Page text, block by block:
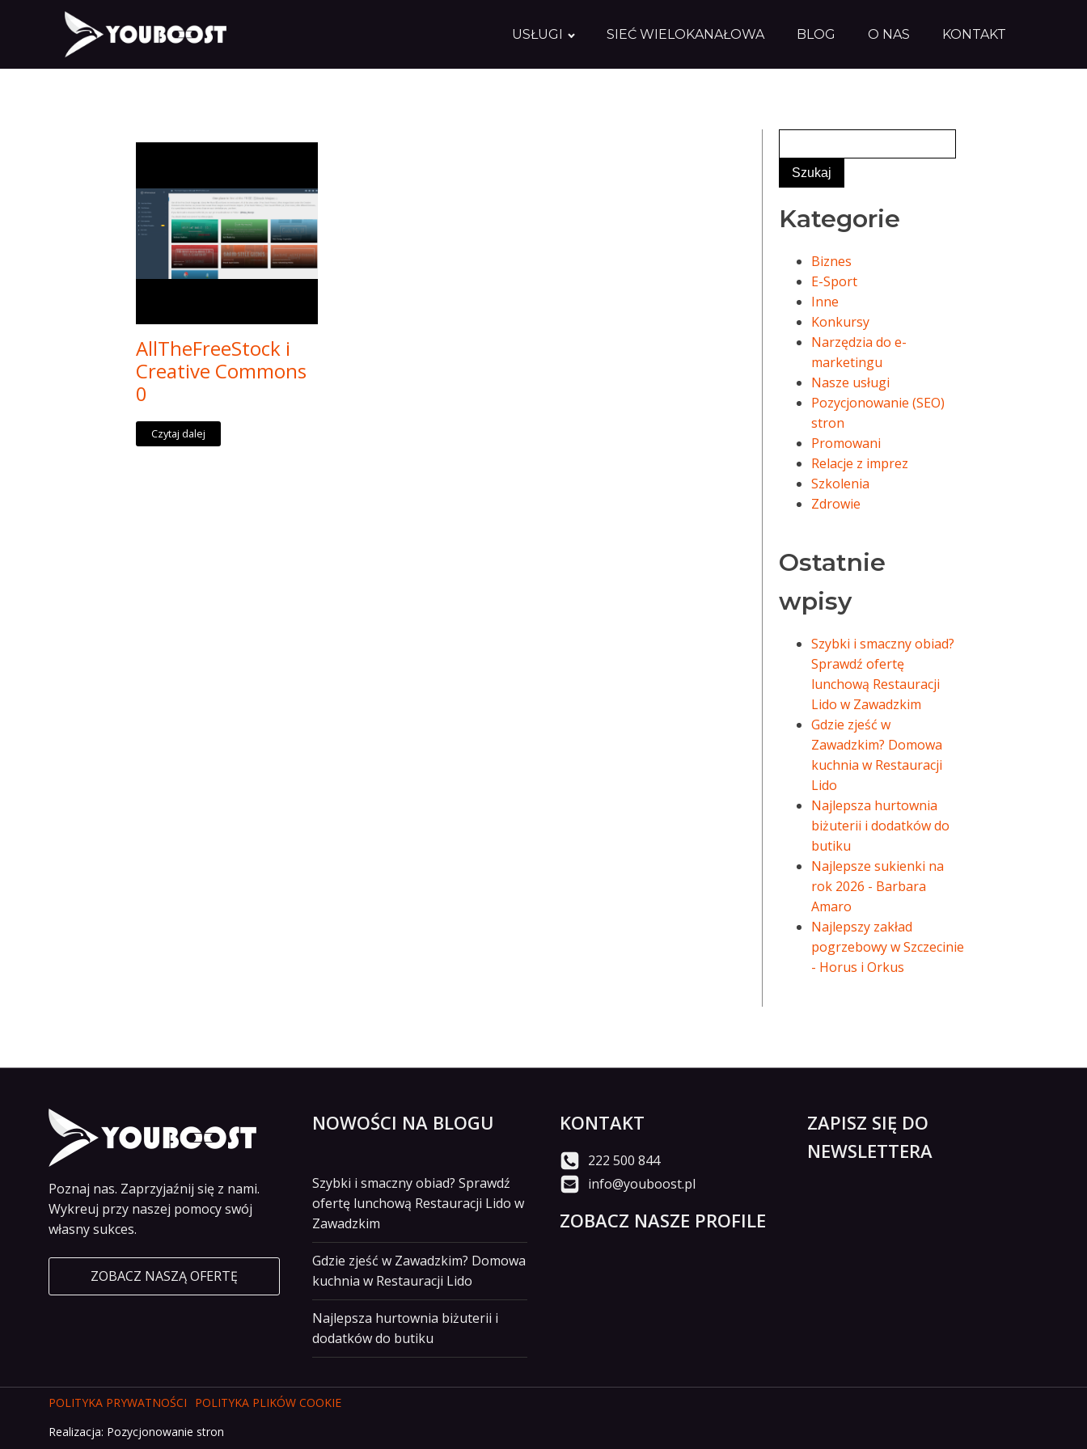
USŁUGI SIEĆ WIELOKANAŁOWA BLOG O NAS KONTAKT
AllTheFreeStock i
Creative Commons
0
Czytaj dalej
Kategorie
Biznes
E-Sport
Inne
Konkursy
Narzędzia do e-
marketingu
Nasze usługi
Pozycjonowanie (SEO)
stron
Promowani
Relacje z imprez
Szkolenia
Zdrowie
Ostatnie
wpisy
Szybki i smaczny obiad?
Sprawdź ofertę
lunchową Restauracji
Lido w Zawadzkim
Gdzie zjeść w
Zawadzkim? Domowa
kuchnia w Restauracji
Lido
Najlepsza hurtownia
biżuterii i dodatków do
butiku
Najlepsze sukienki na
rok 2026 - Barbara
Amaro
Najlepszy zakład
pogrzebowy w Szczecinie
- Horus i Orkus
Poznaj nas. Zaprzyjaźnij się z nami.
Wykreuj przy naszej pomocy swój
własny sukces.
ZOBACZ NASZĄ OFERTĘ
NOWOŚCI NA BLOGU
Szybki i smaczny obiad? Sprawdź
ofertę lunchową Restauracji Lido w
Zawadzkim
Gdzie zjeść w Zawadzkim? Domowa
kuchnia w Restauracji Lido
Najlepsza hurtownia biżuterii i
dodatków do butiku
KONTAKT
222 500 844
info@youboost.pl
ZOBACZ NASZE PROFILE
ZAPISZ SIĘ DO
NEWSLETTERA
POLITYKA PRYWATNOŚCI
POLITYKA PLIKÓW COOKIE
Realizacja: Pozycjonowanie stron